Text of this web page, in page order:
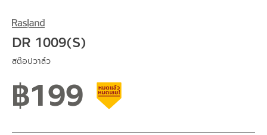
DR 1009(S)
สต๊อปวาล์ว
฿199